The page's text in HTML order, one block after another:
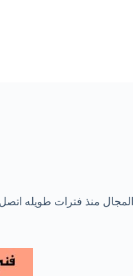
طويله اتصل بنا نصلك الحين